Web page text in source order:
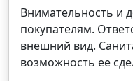
Внимательность и
покупателям.
внешний вид.
возможность ее